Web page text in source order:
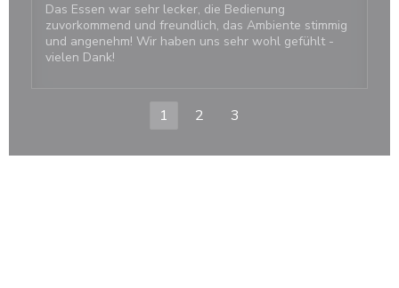
Das Essen war sehr lecker, die Bedienung
zuvorkommend und freundlich, das Ambiente stimmig
und angenehm! Wir haben uns sehr wohl gefühlt -
vielen Dank!
1 2 3